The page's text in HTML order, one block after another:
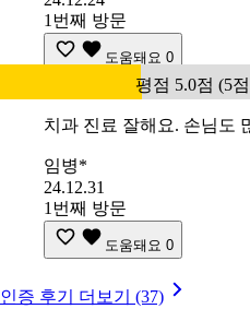
1번째 방문
도움돼요 0
평점 5.0점 (5
치과 진료 잘해요. 손님도
임병*
24.12.31
1번째 방문
도움돼요 0
인증 후기 더보기 (37)